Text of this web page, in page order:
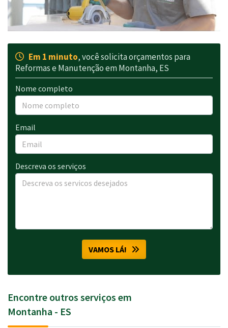
Em 1 minuto, você solicita orçamentos para
Reformas e Manutenção em Montanha, ES
Nome completo
Email
Descreva os serviços
VAMOS LÁ!
Encontre outros serviços em
Montanha - ES